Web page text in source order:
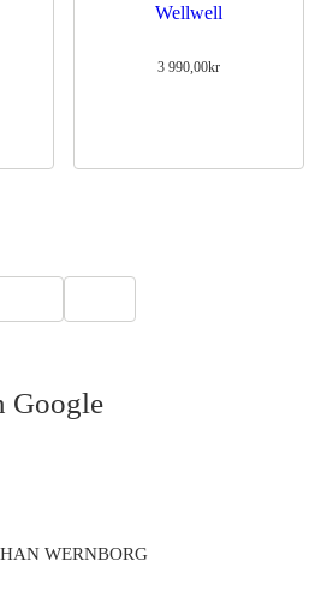
Wellwell
3 990,00kr
Google
WERNBORG